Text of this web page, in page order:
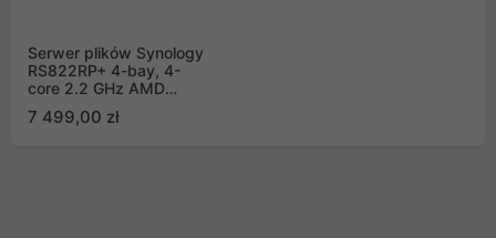
Serwer plików Synology
RS822RP+ 4-bay, 4-
core 2.2 GHz AMD
DDR4 ECC SODIMM
7 499,00 zł